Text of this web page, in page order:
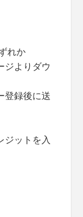
れか
ジよりダウ
登録後に送
ジットを入